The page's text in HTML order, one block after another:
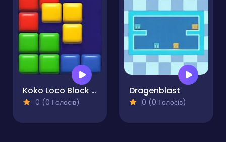
Koko Loco Block Blast
0 (0 Голосів)
Dragenblast
0 (0 Голосів)